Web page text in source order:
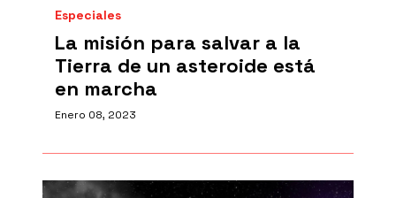
Especiales
La misión para salvar a la
Tierra de un asteroide está
en marcha
Enero 08, 2023